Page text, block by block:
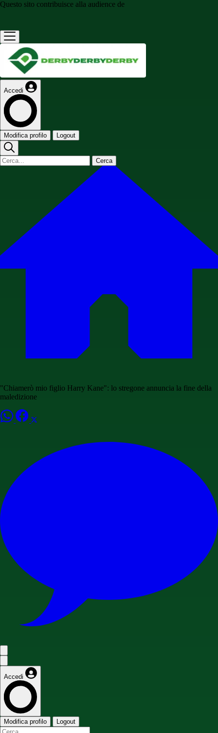
Questo sito contribuisce alla audience de
Accedi
Modifica profilo Logout
Cerca
"Chiamerò mio figlio Harry Kane": lo stregone annuncia la fine della
maledizione
Accedi
Modifica profilo Logout